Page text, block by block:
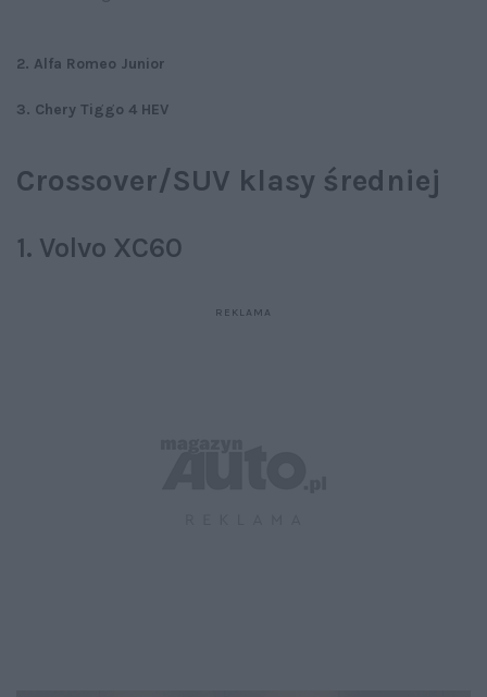
2. Alfa Romeo Junior
3. Chery Tiggo 4 HEV
Crossover/SUV klasy średniej
1. Volvo XC60